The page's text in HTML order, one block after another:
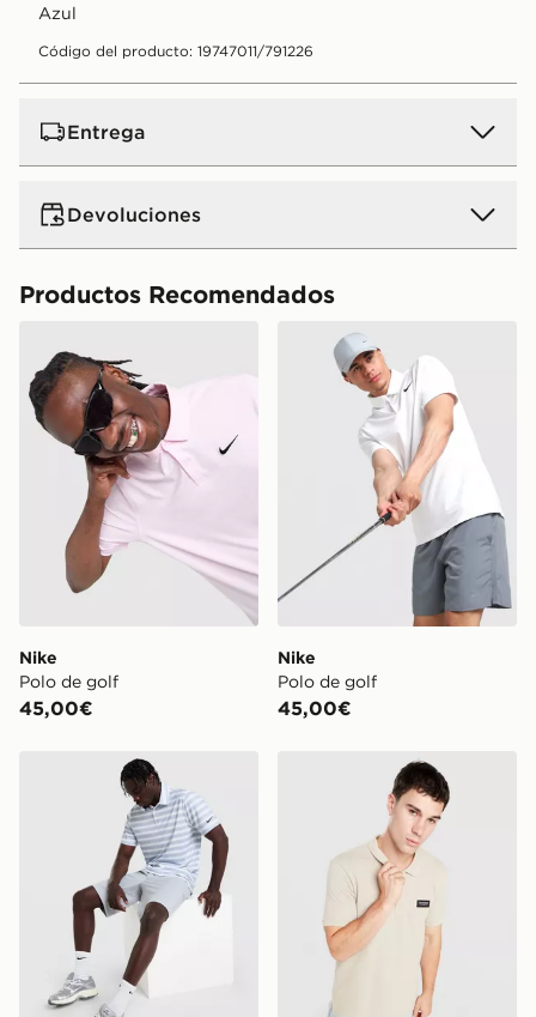
azul
Código del producto: 19747011/791226
Entrega
Devoluciones
Productos Recomendados
Nike
Polo de golf
45,00€
Nike Polo de golf
Nike
Polo de golf
45,00€
Nike Golf Polo Shirt McKenzie Polo Rocco